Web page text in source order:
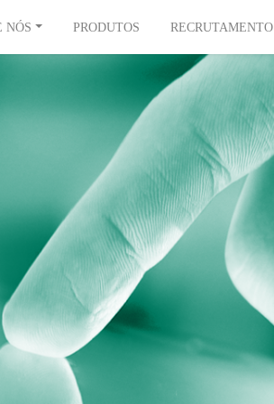
NÓS PRODUTOS RECRUTAMENTO